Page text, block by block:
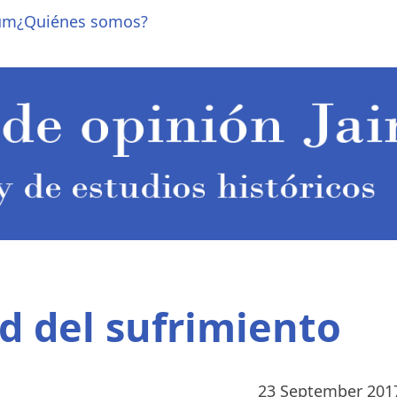
¿Quiénes somos?
del sufrimiento
23 September